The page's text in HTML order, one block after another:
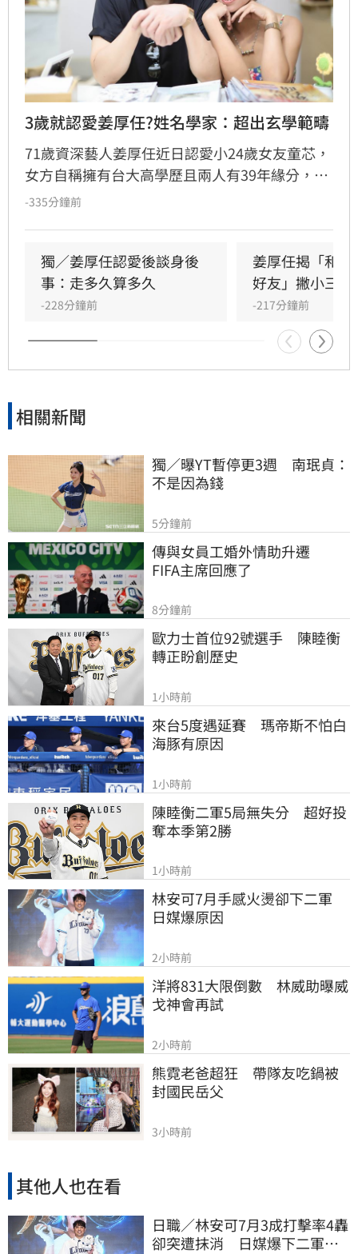
3歲就認愛姜厚任?姓名學家：超出玄學範疇
71歲資深藝人姜厚任近日認愛小24歲女友童芯，
女方自稱擁有台大高學歷且兩人有39年緣分，引
發熱議。隨後女方過往背景遭網友起底，包括多
恐有違反姓名條例疑慮，且其自稱三歲即認定對
方為老公的說法邏輯矛盾。吳睿穎直言，這段戀
情的人設背景過於離奇，已完全超出玄學範疇，
引發各界對女方真實動機的廣泛討論，這段戀情
也因此成為近期演藝圈備受矚目的焦點話題。
-335分鐘前
獨／姜厚任認愛後談身後
事：走多久算多久
-228分鐘前
姜厚任揭「和
好友」撇小三傳
-217分鐘前
相關新聞
獨／曝YT暫停更3週　南珉貞：
不是因為錢
5分鐘前
傳與女員工婚外情助升遷
FIFA主席回應了
8分鐘前
歐力士首位92號選手　陳睦衡
轉正盼創歷史
1小時前
來台5度遇延賽　瑪帝斯不怕白
海豚有原因
1小時前
陳睦衡二軍5局無失分　超好投
奪本季第2勝
1小時前
林安可7月手感火燙卻下二軍
日媒爆原因
2小時前
洋將831大限倒數　林威助曝威
戈神會再試
2小時前
熊霓老爸超狂　帶隊友吃鍋被
封國民岳父
3小時前
其他人也在看
日職／林安可7月3成打擊率4轟
卻突遭抹消 日媒爆下二軍背